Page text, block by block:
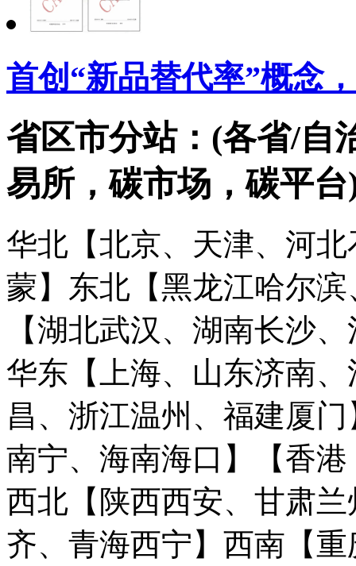
首创“新品替代率”概念
省区市分站：(各省/自
易所，碳市场，碳平台
华北【北京、天津、河
蒙】 东北【黑龙江哈尔
【湖北武汉、湖南长沙
华东【上海、山东济南
昌、浙江温州、福建厦门
南宁、海南海口】
【香
西北【陕西西安、甘肃
齐、青海西宁】 西南【